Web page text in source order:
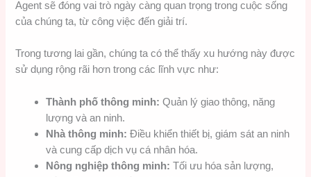
Agent sẽ đóng vai trò ngày càng quan trọng trong cuộc sống
của chúng ta, từ công việc đến giải trí.
Trong tương lai gần, chúng ta có thể thấy xu hướng này được
sử dụng rộng rãi hơn trong các lĩnh vực như:
Thành phố thông minh: Quản lý giao thông, năng
lượng và an ninh.
Nhà thông minh: Điều khiển thiết bị, giám sát an ninh
và cung cấp dịch vụ cá nhân hóa.
Nông nghiệp thông minh: Tối ưu hóa sản lượng,